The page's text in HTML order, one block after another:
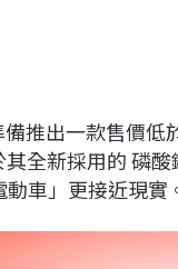
推出一款售價
全新採用的 磷
車」更接近現實